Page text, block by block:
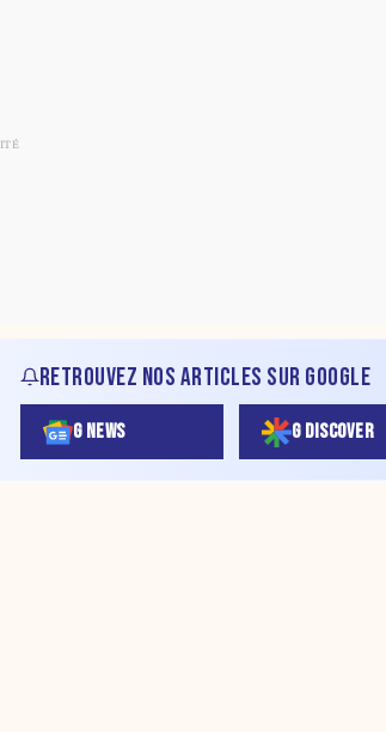
RETROUVEZ NOS ARTICLES SUR GOOGLE
G NEWS G DISCOVER